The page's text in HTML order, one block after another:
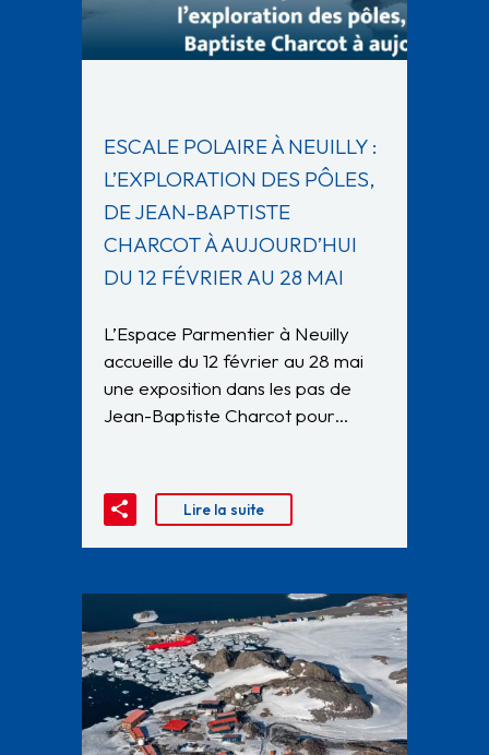
ESCALE POLAIRE À NEUILLY :
L’EXPLORATION DES PÔLES,
DE JEAN-BAPTISTE
CHARCOT À AUJOURD’HUI
DU 12 FÉVRIER AU 28 MAI
L’Espace Parmentier à Neuilly
accueille du 12 février au 28 mai
une exposition dans les pas de
Jean-Baptiste Charcot pour…
Lire la suite